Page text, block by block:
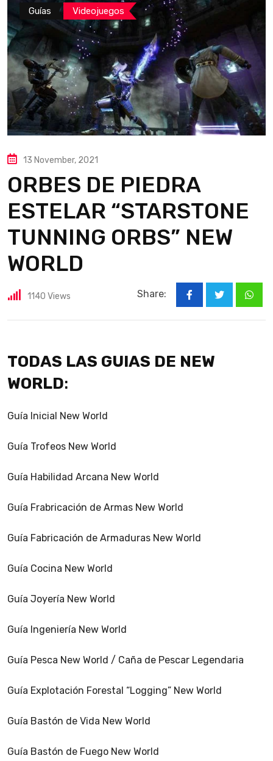
Guías Videojuegos
13 November, 2021
ORBES DE PIEDRA
ESTELAR “STARSTONE
TUNNING ORBS” NEW
WORLD
1140 Views Share:
TODAS LAS GUIAS DE NEW
WORLD:
Guía Inicial New World
Guía Trofeos New World
Guía Habilidad Arcana New World
Guía Frabricación de Armas New World
Guía Fabricación de Armaduras New World
Guía Cocina New World
Guía Joyería New World
Guía Ingeniería New World
Guía Pesca New World / Caña de Pescar Legendaria
Guía Explotación Forestal “Logging” New World
Guía Bastón de Vida New World
Guía Bastón de Fuego New World